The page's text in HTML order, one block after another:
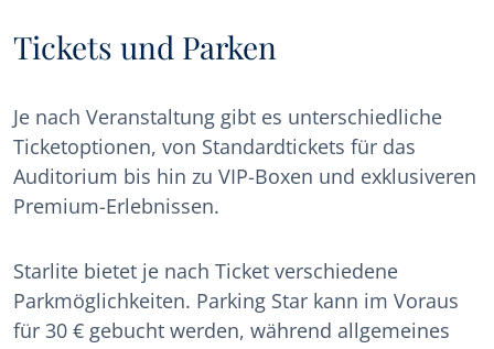
Tickets und Parken
Je nach Veranstaltung gibt es unterschiedliche
Ticketoptionen, von Standardtickets für das
Auditorium bis hin zu VIP-Boxen und exklusiveren
Premium-Erlebnissen.
Starlite bietet je nach Ticket verschiedene
Parkmöglichkeiten. Parking Star kann im Voraus
für 30 € gebucht werden, während allgemeines